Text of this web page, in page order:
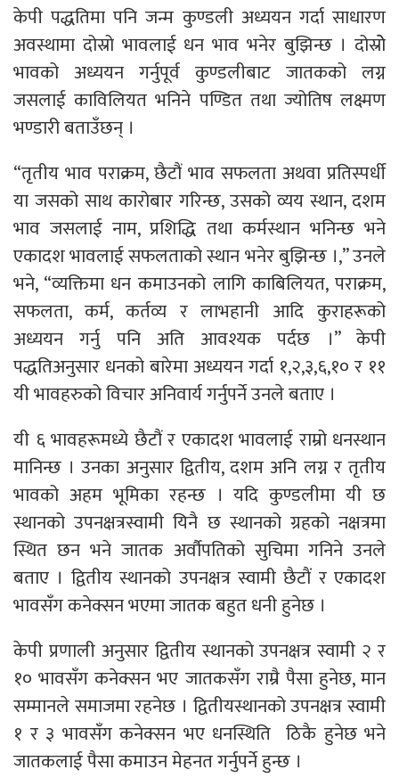
केपी पद्धतिमा पनि जन्म कुण्डली अध्ययन गर्दा साधारण
अवस्थामा दोस्रो भावलाई धन भाव भनेर बुझिन्छ । दोस्रोे
भावको अध्ययन गर्नुपूर्व कुण्डलीबाट जातकको लग्न
जसलाई काविलियत भनिने पण्डित तथा ज्योतिष लक्ष्मण
भण्डारी बताउँछन् ।
“तृतीय भाव पराक्रम, छैटौं भाव सफलता अथवा प्रतिस्पर्धी
या जसको साथ कारोबार गरिन्छ, उसको व्यय स्थान, दशम
भाव जसलाई नाम, प्रशिद्धि तथा कर्मस्थान भनिन्छ भने
एकादश भावलाई सफलताको स्थान भनेर बुझिन्छ ।,” उनले
भने, “व्यक्तिमा धन कमाउनको लागि काबिलियत, पराक्रम,
सफलता, कर्म, कर्तव्य र लाभहानी आदि कुराहरूको
अध्ययन गर्नु पनि अति आवश्यक पर्दछ ।” केपी
पद्धतिअनुसार धनको बारेमा अध्ययन गर्दा १,२,३,६,१० र ११
यी भावहरुको विचार अनिवार्य गर्नुपर्ने उनले बताए ।
यी ६ भावहरूमध्ये छैटौं र एकादश भावलाई राम्रो धनस्थान
मानिन्छ । उनका अनुसार द्वितीय, दशम अनि लग्न र तृतीय
भावको अहम भूमिका रहन्छ । यदि कुण्डलीमा यी छ
स्थानको उपनक्षत्रस्वामी यिनै छ स्थानको ग्रहको नक्षत्रमा
स्थित छन भने जातक अर्वौपतिको सुचिमा गनिने उनले
बताए । द्वितीय स्थानको उपनक्षत्र स्वामी छैटाैं र एकादश
भावसँग कनेक्सन भएमा जातक बहुत धनी हुनेछ ।
केपी प्रणाली अनुसार द्वितीय स्थानको उपनक्षत्र स्वामी २ र
१० भावसँग कनेक्सन भए जातकसँग राम्रै पैसा हुनेछ, मान
सम्मानले समाजमा रहनेछ । द्वितीयस्थानको उपनक्षत्र स्वामी
१ र ३ भावसँग कनेक्सन भए धनस्थिति ठिकै हुनेछ भने
जातकलाई पैसा कमाउन मेहनत गर्नुपर्ने हुन्छ ।